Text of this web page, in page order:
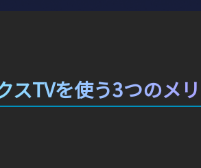
スTVを使う3つのメ